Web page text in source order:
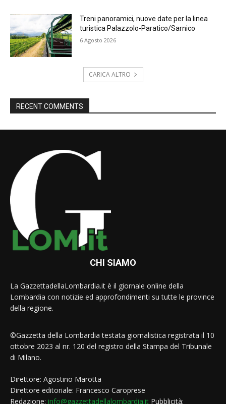
Treni panoramici, nuove date per la linea
turistica Palazzolo-Paratico/Sarnico
6 Agosto 2026
CARICA ALTRO
RECENT COMMENTS
CHI SIAMO
La GazzettadellaLombardia.it è il giornale online della
Lombardia con notizie ed approfondimenti su tutte le province
della regione.
©Gazzetta della Lombardia testata giornalistica registrata il 10
ottobre 2023 al nr. 120 del registro della Stampa del Tribunale
di Milano.
Direttore: Agostino Marotta
Direttore editoriale: Francesco Caroprese
Redazione: info@gazzettadellalombardia.it Pubblicità: